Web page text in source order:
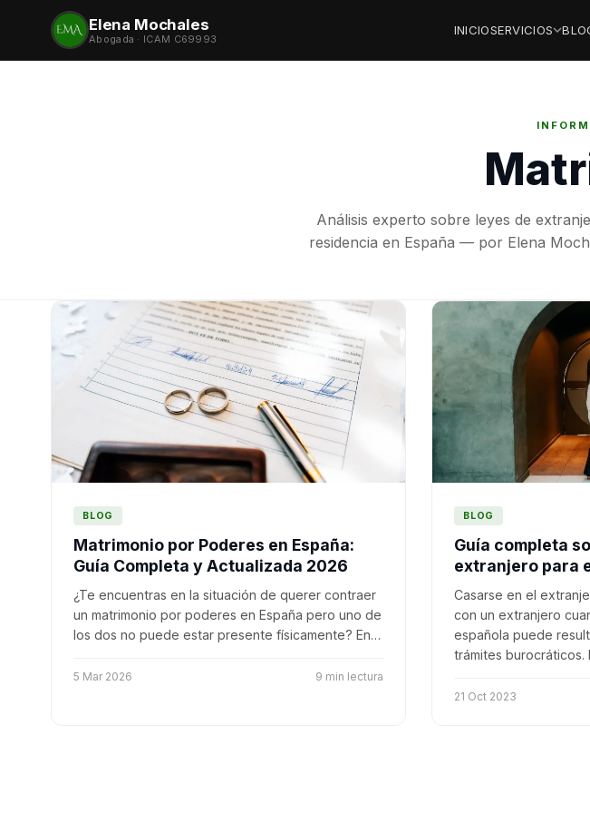
Elena Mochales
Abogada · ICAM C69993
INICIOSERVICIOS
Análisis experto sobre leyes de
residencia en España — por Elena
BLOG
Matrimonio por Poderes en España:
Guía Completa y Actualizada 2026
¿Te encuentras en la situación de querer contraer
un matrimonio por poderes en España pero uno de
los dos no puede estar presente físicamente? En…
5 Mar 2026 9 min lectura
BLOG
Guía completa
extranjero para
Casarse en el
con un extranjero
española puede
trámites burocráticos.
21 Oct 2023